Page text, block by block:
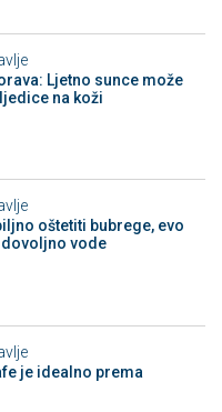
Ljetno sunce može
na koži
oštetiti bubrege, evo
vode
je idealno prema